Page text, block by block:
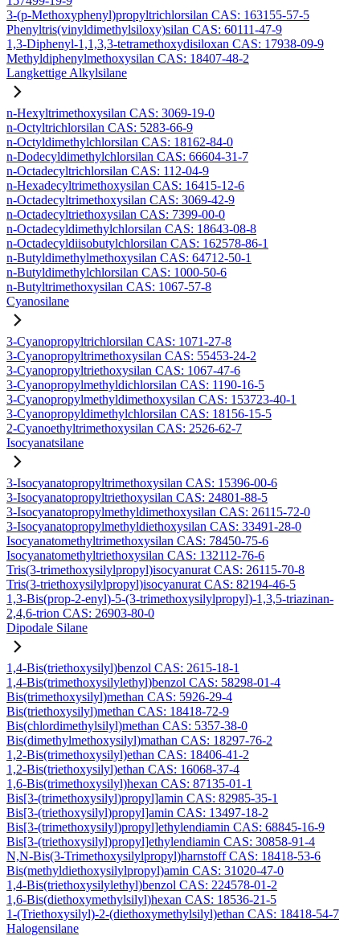
3-(p-Methoxyphenyl)propyltrichlorsilan CAS: 163155-57-5
Phenyltris(vinyldimethylsiloxy)silan CAS: 60111-47-9
1,3-Diphenyl-1,1,3,3-tetramethoxydisiloxan CAS: 17938-09-9
Methyldiphenylmethoxysilan CAS: 18407-48-2
Langkettige Alkylsilane
n-Hexyltrimethoxysilan CAS: 3069-19-0
n-Octyltrichlorsilan CAS: 5283-66-9
n-Octyldimethylchlorsilan CAS: 18162-84-0
n-Dodecyldimethylchlorsilan CAS: 66604-31-7
n-Octadecyltrichlorsilan CAS: 112-04-9
n-Hexadecyltrimethoxysilan CAS: 16415-12-6
n-Octadecyltrimethoxysilan CAS: 3069-42-9
n-Octadecyltriethoxysilan CAS: 7399-00-0
n-Octadecyldimethylchlorsilan CAS: 18643-08-8
n-Octadecyldiisobutylchlorsilan CAS: 162578-86-1
n-Butyldimethylmethoxysilan CAS: 64712-50-1
n-Butyldimethylchlorsilan CAS: 1000-50-6
n-Butyltrimethoxysilan CAS: 1067-57-8
Cyanosilane
3-Cyanopropyltrichlorsilan CAS: 1071-27-8
3-Cyanopropyltrimethoxysilan CAS: 55453-24-2
3-Cyanopropyltriethoxysilan CAS: 1067-47-6
3-Cyanopropylmethyldichlorsilan CAS: 1190-16-5
3-Cyanopropylmethyldimethoxysilan CAS: 153723-40-1
3-Cyanopropyldimethylchlorsilan CAS: 18156-15-5
2-Cyanoethyltrimethoxysilan CAS: 2526-62-7
Isocyanatsilane
3-Isocyanatopropyltrimethoxysilan CAS: 15396-00-6
3-Isocyanatopropyltriethoxysilan CAS: 24801-88-5
3-Isocyanatopropylmethyldimethoxysilan CAS: 26115-72-0
3-Isocyanatopropylmethyldiethoxysilan CAS: 33491-28-0
Isocyanatomethyltrimethoxysilan CAS: 78450-75-6
Isocyanatomethyltriethoxysilan CAS: 132112-76-6
Tris(3-trimethoxysilylpropyl)isocyanurat CAS: 26115-70-8
Tris(3-triethoxysilylpropyl)isocyanurat CAS: 82194-46-5
1,3-Bis(prop-2-enyl)-5-(3-trimethoxysilylpropyl)-1,3,5-triazinan-
2,4,6-trion CAS: 26903-80-0
Dipodale Silane
1,4-Bis(triethoxysilyl)benzol CAS: 2615-18-1
1,4-Bis(trimethoxysilylethyl)benzol CAS: 58298-01-4
Bis(trimethoxysilyl)methan CAS: 5926-29-4
Bis(triethoxysilyl)methan CAS: 18418-72-9
Bis(chlordimethylsilyl)methan CAS: 5357-38-0
Bis(dimethylmethoxysilyl)mathan CAS: 18297-76-2
1,2-Bis(trimethoxysilyl)ethan CAS: 18406-41-2
1,2-Bis(triethoxysilyl)ethan CAS: 16068-37-4
1,6-Bis(trimethoxysilyl)hexan CAS: 87135-01-1
Bis[3-(trimethoxysilyl)propyl]amin CAS: 82985-35-1
Bis[3-(triethoxysilyl)propyl]amin CAS: 13497-18-2
Bis[3-(trimethoxysilyl)propyl]ethylendiamin CAS: 68845-16-9
Bis[3-(triethoxysilyl)propyl]ethylendiamin CAS: 30858-91-4
N,N-Bis(3-Trimethoxysilylpropyl)harnstoff CAS: 18418-53-6
Bis(methyldiethoxysilylpropyl)amin CAS: 31020-47-0
1,4-Bis(triethoxysilylethyl)benzol CAS: 224578-01-2
1,6-Bis(diethoxymethylsilyl)hexan CAS: 18536-21-5
1-(Triethoxysilyl)-2-(diethoxymethylsilyl)ethan CAS: 18418-54-7
Halogensilane